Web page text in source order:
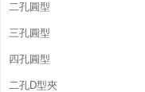
二孔圓型
三孔圓型
四孔圓型
二孔D型夾